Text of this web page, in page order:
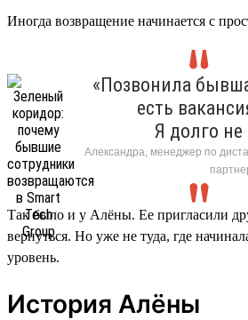
Иногда возвращение начинается с
«Позвонила
есть
Я долго не
Александра, менеджер по
Так было и у Алёны. Ее пригласили
вернуться. Но уже не туда, где
уровень.
История Алёны